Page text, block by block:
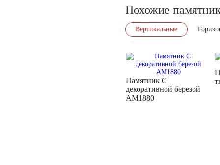
Похожие
Вертикальные
Памятник С
декоративной березой
AM1880